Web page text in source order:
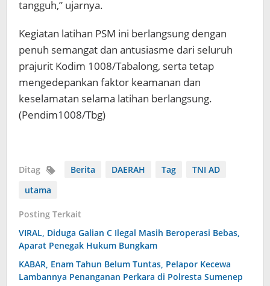
tangguh,” ujarnya.
Kegiatan latihan PSM ini berlangsung dengan
penuh semangat dan antusiasme dari seluruh
prajurit Kodim 1008/Tabalong, serta tetap
mengedepankan faktor keamanan dan
keselamatan selama latihan berlangsung.
(Pendim1008/Tbg)
Ditag Berita DAERAH Tag
TNI AD
utama
Posting Terkait
VIRAL, Diduga Galian C Ilegal Masih Beroperasi Bebas,
Aparat Penegak Hukum Bungkam
KABAR, Enam Tahun Belum Tuntas, Pelapor Kecewa
Lambannya Penanganan Perkara di Polresta Sumenep